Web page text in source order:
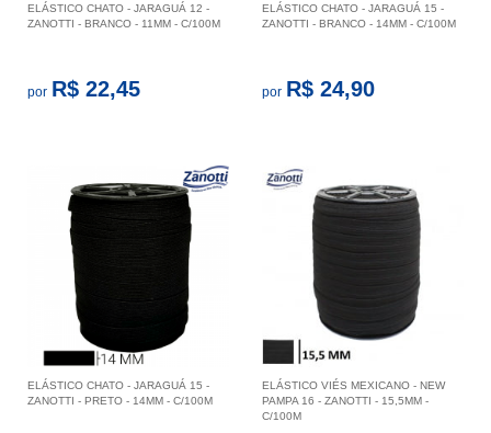
ELÁSTICO CHATO - JARAGUÁ 12 -
ZANOTTI - BRANCO - 11MM - C/100M
por R$ 22,45
ELÁSTICO CHATO - JARAGUÁ 15 -
ZANOTTI - BRANCO - 14MM - C/100M
por R$ 24,90
ELÁSTICO CHATO - JARAGUÁ 15 -
ZANOTTI - PRETO - 14MM - C/100M
ELÁSTICO VIÉS MEXICANO - NEW
PAMPA 16 - ZANOTTI - 15,5MM -
C/100M